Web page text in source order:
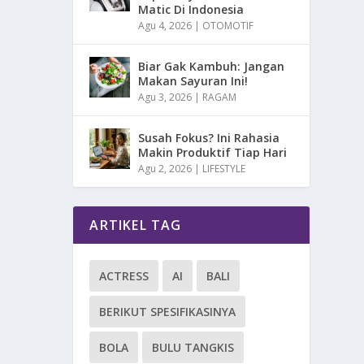
Matic Di Indonesia
Agu 4, 2026 | OTOMOTIF
Biar Gak Kambuh: Jangan
Makan Sayuran Ini!
Agu 3, 2026 | RAGAM
Susah Fokus? Ini Rahasia
Makin Produktif Tiap Hari
Agu 2, 2026 | LIFESTYLE
ARTIKEL TAG
ACTRESS AI BALI
BERIKUT SPESIFIKASINYA
BOLA BULU TANGKIS